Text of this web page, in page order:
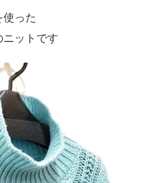
使った
ニットです